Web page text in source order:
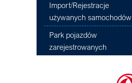
Import/Rejestracje
używanych samochodów
Park pojazdów
zarejestrowanych